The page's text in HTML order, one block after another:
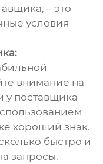
– это
условия
внимание на
у поставщика
хороший знак.
быстро и
запросы.